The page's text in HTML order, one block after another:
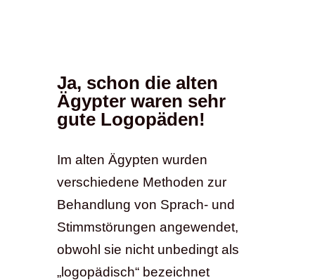
Ja, schon die alten
Ägypter waren sehr
gute Logopäden!
Im alten Ägypten wurden
verschiedene Methoden zur
Behandlung von Sprach- und
Stimmstörungen angewendet,
obwohl sie nicht unbedingt als
„logopädisch“ bezeichnet